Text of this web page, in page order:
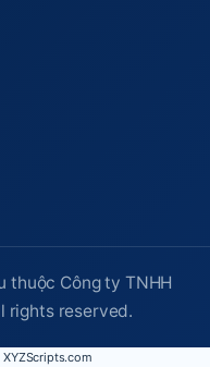
thuộc Công ty TNHH
rights reserved.
XYZScripts.com